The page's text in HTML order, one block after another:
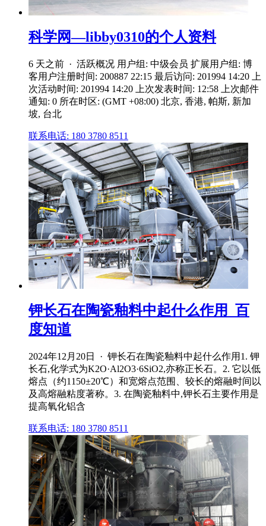
科学网—libby0310的个人资料
6 天之前 · 活跃概况 用户组: 中级会员 扩展用户组: 博
客用户注册时间: 200887 22:15 最后访问: 201994 14:20 上
次活动时间: 201994 14:20 上次发表时间: 12:58 上次邮件
通知: 0 所在时区: (GMT +08:00) 北京, 香港, 帕斯, 新加
坡, 台北
联系电话: 180 3780 8511
钾长石在陶瓷釉料中起什么作用_百
度知道
2024年12月20日 · 钾长石在陶瓷釉料中起什么作用1. 钾
长石,化学式为K2O·Al2O3·6SiO2,亦称正长石。2. 它以低
熔点（约1150±20℃）和宽熔点范围、较长的熔融时间以
及高熔融粘度著称。3. 在陶瓷釉料中,钾长石主要作用是
提高氧化铝含
联系电话: 180 3780 8511